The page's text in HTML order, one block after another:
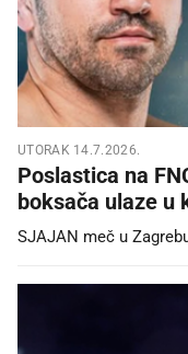
UTORAK 14.7.2026.
Poslastica na
boksača ulaze u
SJAJAN meč u